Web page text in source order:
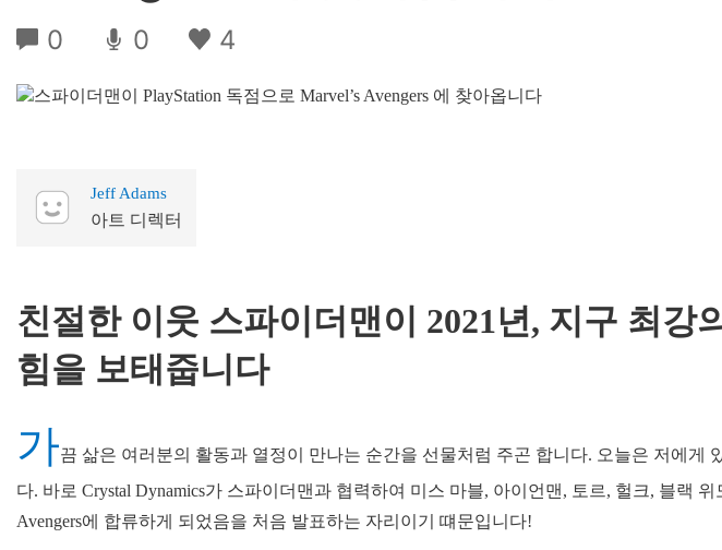
0 0 4
Jeff Adams
아트 디렉터
친절한 이웃 스파이더맨이 2021년, 지구 최강
힘을 보태줍니다
가끔 삶은 여러분의 활동과 열정이 만나는 순간을 선물처럼 주곤 합니다. 오늘은 저에게
다. 바로 Crystal Dynamics가 스파이더맨과 협력하여 미스 마블, 아이언맨, 토르, 헐크, 블랙 위
Avengers에 합류하게 되었음을 처음 발표하는 자리이기 떄문입니다!